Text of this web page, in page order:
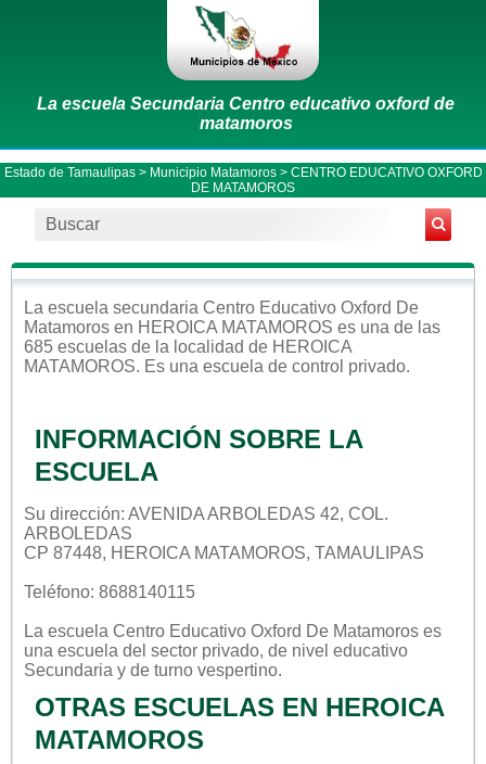
La escuela Secundaria Centro educativo oxford de
matamoros
Estado de Tamaulipas> Municipio Matamoros> CENTRO EDUCATIVO OXFORD
DE MATAMOROS
La escuela secundaria Centro Educativo Oxford De
Matamoros en HEROICA MATAMOROS es una de las
685 escuelas de la localidad de HEROICA
MATAMOROS. Es una escuela de control privado.
INFORMACIÓN SOBRE LA
ESCUELA
Su dirección: AVENIDA ARBOLEDAS 42, COL.
ARBOLEDAS
CP 87448, HEROICA MATAMOROS, TAMAULIPAS
Teléfono: 8688140115
La escuela Centro Educativo Oxford De Matamoros es
una escuela del sector privado, de nivel educativo
Secundaria y de turno vespertino.
OTRAS ESCUELAS EN HEROICA
MATAMOROS